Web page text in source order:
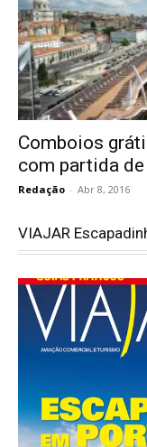
Comboios
com partida de
Redação - Abr 8, 2016
VIAJAR